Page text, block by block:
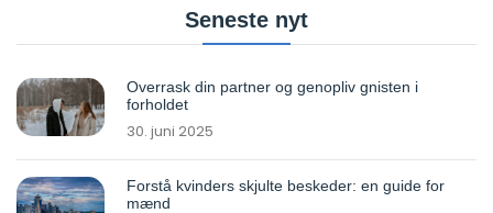
Seneste nyt
Overrask din partner og genopliv gnisten i
forholdet
30. juni 2025
Forstå kvinders skjulte beskeder: en guide for
mænd